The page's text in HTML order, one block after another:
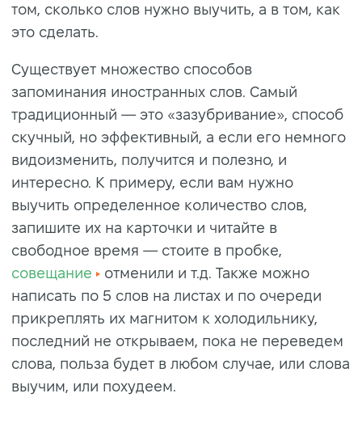
том, сколько слов нужно выучить, а в том, как
это сделать.
Существует множество способов
запоминания иностранных слов. Самый
традиционный — это «зазубривание», способ
скучный, но эффективный, а если его немного
видоизменить, получится и полезно, и
интересно. К примеру, если вам нужно
выучить определенное количество слов,
запишите их на карточки и читайте в
свободное время — стоите в пробке,
совещание
отменили и т.д. Также можно
написать по 5 слов на листах и по очереди
прикреплять их магнитом к холодильнику,
последний не открываем, пока не переведем
слова, польза будет в любом случае, или слова
выучим, или похудеем.